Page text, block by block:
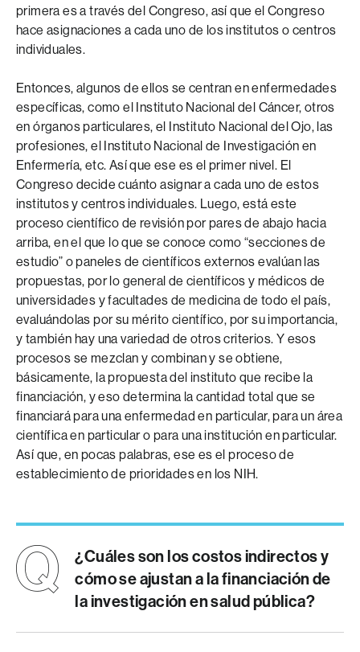
primera es a través del Congreso, así que el Congreso
hace asignaciones a cada uno de los institutos o centros
individuales.
Entonces, algunos de ellos se centran en enfermedades
específicas, como el Instituto Nacional del Cáncer, otros
en órganos particulares, el Instituto Nacional del Ojo, las
profesiones, el Instituto Nacional de Investigación en
Enfermería, etc. Así que ese es el primer nivel. El
Congreso decide cuánto asignar a cada uno de estos
institutos y centros individuales. Luego, está este
proceso científico de revisión por pares de abajo hacia
arriba, en el que lo que se conoce como “secciones de
estudio” o paneles de científicos externos evalúan las
propuestas, por lo general de científicos y médicos de
universidades y facultades de medicina de todo el país,
evaluándolas por su mérito científico, por su importancia,
y también hay una variedad de otros criterios. Y esos
procesos se mezclan y combinan y se obtiene,
básicamente, la propuesta del instituto que recibe la
financiación, y eso determina la cantidad total que se
financiará para una enfermedad en particular, para un área
científica en particular o para una institución en particular.
Así que, en pocas palabras, ese es el proceso de
establecimiento de prioridades en los NIH.
¿Cuáles son los costos indirectos y
cómo se ajustan a la financiación de
la investigación en salud pública?